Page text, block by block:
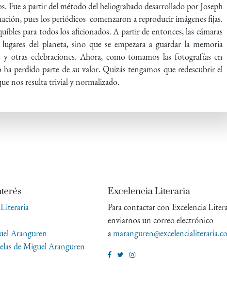
Fue a partir del método del heliograbado desarrollado por Joseph
pues los periódicos comenzaron a reproducir imágenes fijas.
para todos los aficionados. A partir de entonces, las cámaras
del planeta, sino que se empezara a guardar la memoria
otras celebraciones. Ahora, como tomamos las fotografías en
perdido parte de su valor. Quizás tengamos que redescubrir el
nos resulta trivial y normalizado.
Aranguren
de Miguel Aranguren
Excelencia Literaria
Para contactar con Excelencia
enviarnos un correo electrónico
a